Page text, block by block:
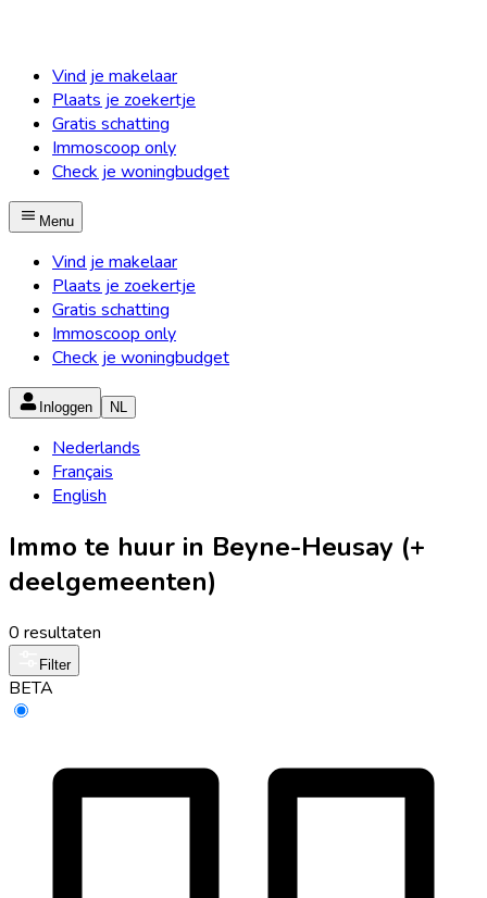
Vind je makelaar
Plaats je zoekertje
Gratis schatting
Immoscoop only
Check je woningbudget
Menu
Vind je makelaar
Plaats je zoekertje
Gratis schatting
Immoscoop only
Check je woningbudget
Inloggen NL
Nederlands
Français
English
Immo te huur in Beyne-Heusay (+
deelgemeenten)
0 resultaten
Filter
BETA